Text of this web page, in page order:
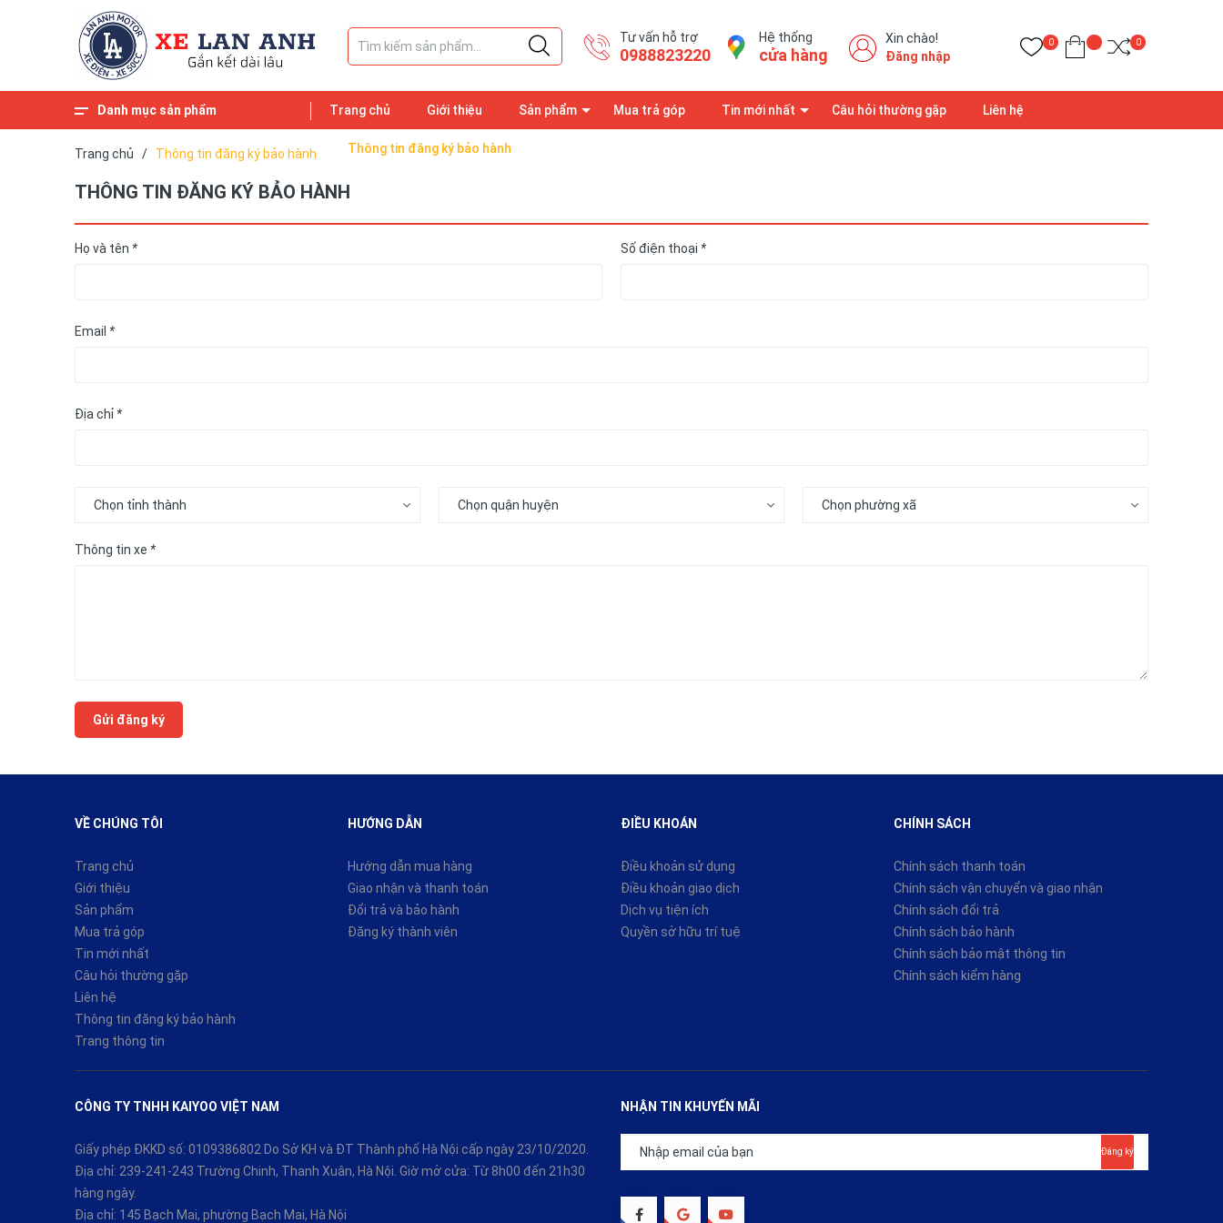
Tư vấn hỗ trợ
0988823220
Hệ thống
cửa hàng
Xin chào!
Đăng nhập
0 0
Danh mục sản phẩm Trang chủ Giới thiệu Sản phẩm Mua trả góp Tin mới nhất Câu hỏi thường gặp Liên hệ
Thông tin đăng ký bảo hành
Trang chủ / Thông tin đăng ký bảo hành
THÔNG TIN ĐĂNG KÝ BẢO HÀNH
Họ và tên * Số điện thoại *
Email *
Địa chỉ *
Thông tin xe *
Gửi đăng ký
VỀ CHÚNG TÔI
Trang chủ
Giới thiệu
Sản phẩm
Mua trả góp
Tin mới nhất
Câu hỏi thường gặp
Liên hệ
Thông tin đăng ký bảo hành
Trang thông tin
HƯỚNG DẪN
Hướng dẫn mua hàng
Giao nhận và thanh toán
Đổi trả và bảo hành
Đăng ký thành viên
ĐIỀU KHOÁN
Điều khoản sử dụng
Điều khoản giao dịch
Dịch vụ tiện ích
Quyền sở hữu trí tuệ
CHÍNH SÁCH
Chính sách thanh toán
Chính sách vận chuyển và giao nhận
Chính sách đổi trả
Chính sách bảo hành
Chính sách bảo mật thông tin
Chính sách kiểm hàng
CÔNG TY TNHH KAIYOO VIỆT NAM
Giấy phép ĐKKD số: 0109386802 Do Sở KH và ĐT Thành phố Hà Nội cấp ngày 23/10/2020.
Địa chỉ: 239-241-243 Trường Chinh, Thanh Xuân, Hà Nội. Giờ mở cửa: Từ 8h00 đến 21h30
hàng ngày.
Địa chỉ: 145 Bạch Mai, phường Bạch Mai, Hà Nội
NHẬN TIN KHUYẾN MÃI
Đăng ký